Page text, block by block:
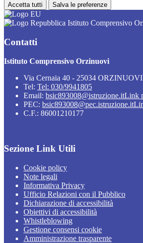
Accetta tutti Salva le preferenze
Istituto Comprensivo
Contatti
Istituto Comprensivo Orzinuovi
Via Cernaia 40 - 25034
Tel: Tel: 030/9941805
Email: bsic893008@istruzione.itLink
PEC: bsic893008@pec.istruzione.it
C.F.: 86001210177
Sezione Link Utili
Cookie policy
Note legali
Informativa Privacy
Ufficio Relazioni con il Pubblico
Dichiarazione di accessibilità
Obiettivi di accessibilità
Whistleblowing
Gestione consensi cookie
Amministrazione trasparente